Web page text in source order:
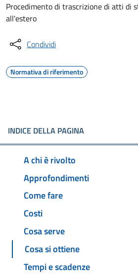
Procedimento di trascrizione di atti di
all'estero
Condividi
Normativa di riferimento
INDICE DELLA PAGINA
A chi è rivolto
Approfondimenti
Come fare
Costi
Cosa serve
Cosa si ottiene
Tempi e scadenze